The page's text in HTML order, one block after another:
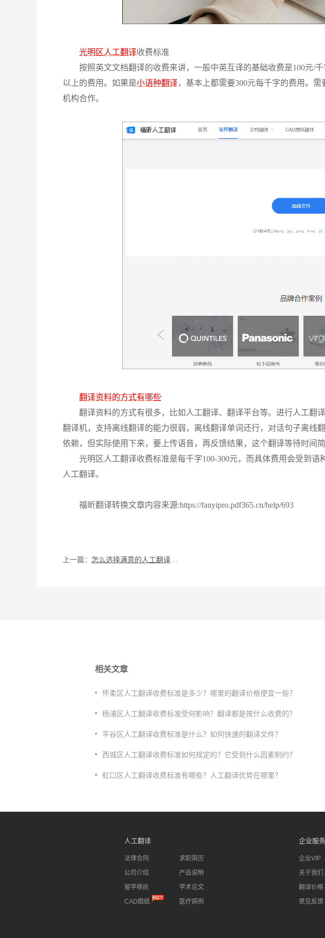
光明区人工翻译收费标准
按照英文文档翻译的收费来讲，一般中英互译的基础收费是100元/
以上的费用。如果是小语种翻译，基本上都需要300元每千字的费用。
机构合作。
翻译资料的方式有哪些
翻译资料的方式有很多，比如 人工翻译、翻译平台等。进行人工翻
翻译机，支持离线翻译的能力很弱，离线翻译单词还行，对话句子离线
依赖，但实际使用下来，要上传语音，再反馈结果，这个翻译等待时间简
光明区人工翻译收费标准是每千字100-300元，而具体费用会受到
人工翻译。
福昕翻译转换文章内容来源:https://fanyipro.pdf365.cn/help/693
上一篇： 怎么选择满意的人工翻译平台，西城区人工翻译哪家好？
相关文章
怀柔区人工翻译收费标准是多少？哪里的翻译价格便宜一些？
杨浦区人工翻译收费标准受何影响？翻译都是按什么收费的？
平谷区人工翻译收费标准是什么？如何快速的翻译文件？
西城区人工翻译收费标准如何规定的？它受到什么因素制约？
虹口区人工翻译收费标准有哪些？人工翻译优势在哪里？
人工翻译
法律合同
公司介绍
留学移民
CAD图纸
求职简历
产品说明
学术论文
医疗病例
企业服务
企业VIP
关于我们
翻译价格
意见反馈